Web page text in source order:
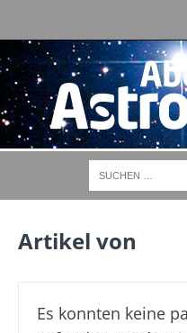
Artikel von
Es konnten keine